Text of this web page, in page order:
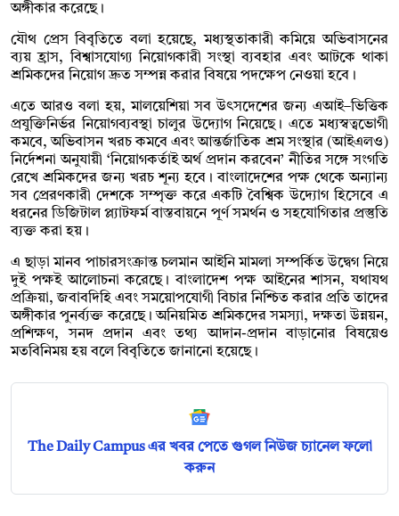
অঙ্গীকার করেছে।
যৌথ প্রেস বিবৃতিতে বলা হয়েছে, মধ্যস্থতাকারী কমিয়ে অভিবাসনের
ব্যয় হ্রাস, বিশ্বাসযোগ্য নিয়োগকারী সংস্থা ব্যবহার এবং আটকে থাকা
শ্রমিকদের নিয়োগ দ্রুত সম্পন্ন করার বিষয়ে পদক্ষেপ নেওয়া হবে।
এতে আরও বলা হয়, মালয়েশিয়া সব উৎসদেশের জন্য এআই–ভিত্তিক
প্রযুক্তিনির্ভর নিয়োগব্যবস্থা চালুর উদ্যোগ নিয়েছে। এতে মধ্যস্বত্বভোগী
কমবে, অভিবাসন খরচ কমবে এবং আন্তর্জাতিক শ্রম সংস্থার (আইএলও)
নির্দেশনা অনুযায়ী ‘নিয়োগকর্তাই অর্থ প্রদান করবেন’ নীতির সঙ্গে সংগতি
রেখে শ্রমিকদের জন্য খরচ শূন্য হবে। বাংলাদেশের পক্ষ থেকে অন্যান্য
সব প্রেরণকারী দেশকে সম্পৃক্ত করে একটি বৈশ্বিক উদ্যোগ হিসেবে এ
ধরনের ডিজিটাল প্ল্যাটফর্ম বাস্তবায়নে পূর্ণ সমর্থন ও সহযোগিতার প্রস্তুতি
ব্যক্ত করা হয়।
এ ছাড়া মানব পাচারসংক্রান্ত চলমান আইনি মামলা সম্পর্কিত উদ্বেগ নিয়ে
দুই পক্ষই আলোচনা করেছে। বাংলাদেশ পক্ষ আইনের শাসন, যথাযথ
প্রক্রিয়া, জবাবদিহি এবং সময়োপযোগী বিচার নিশ্চিত করার প্রতি তাদের
অঙ্গীকার পুনর্ব্যক্ত করেছে। অনিয়মিত শ্রমিকদের সমস্যা, দক্ষতা উন্নয়ন,
প্রশিক্ষণ, সনদ প্রদান এবং তথ্য আদান-প্রদান বাড়ানোর বিষয়েও
মতবিনিময় হয় বলে বিবৃতিতে জানানো হয়েছে।
The Daily Campus এর খবর পেতে গুগল নিউজ চ্যানেল ফলো
করুন